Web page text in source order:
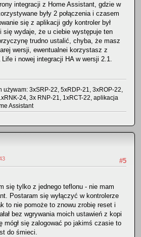
integracji z Home Assistant, gdzie w
były 2 połączenia i czasem
się z aplikacji gdy kontroler był
się wydaje, że u ciebie występuje ten
trudno ustalić, chyba, że masz
wersji, ewentualnei korzystasz z
i nowej integracji HA w wersji 2.1.
używam: 3xSRP-22, 5xRDP-21, 3xROP-22,
24, 3x RNP-21, 1xRCT-22, aplikacja
Assistant
#5
się tylko z jednego teflonu - nie mam
Postaram się wyłączyć w kontrolerze
to nie pomoże to znowu zrobię reset i
bez wgrywania moich ustawień z kopi
mógł się zalogować po jakimś czasie to
do śmieci.